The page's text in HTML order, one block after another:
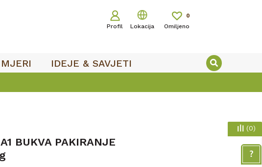
Profil Lokacija Omiljeno
0
IDEJE & SAVJETI
BUKVA PAKIRANJE
(0)